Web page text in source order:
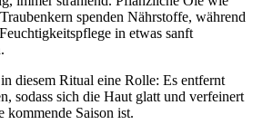
spenden Nährstoffe, während
in etwas sanft
diesem Ritual eine Rolle: Es entfernt
sodass sich die Haut glatt und verfeinert
kommende Saison ist.